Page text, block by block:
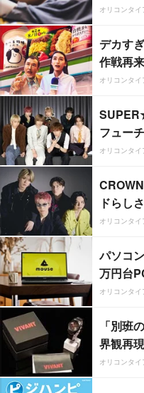
オリコンタイ
デカす
作戦再来
オリコンタイ
フュー
オリコンタイ
ドらし
オリコンタイ
パソコ
万円台
オリコンタイ
「別班
界観再現
オリコンタイ